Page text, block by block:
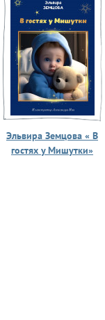
Эльвира Земцова « В
гостях у Мишутки»